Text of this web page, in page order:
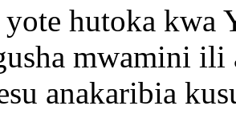
hutoka kwa
mwamini ili
anakaribia